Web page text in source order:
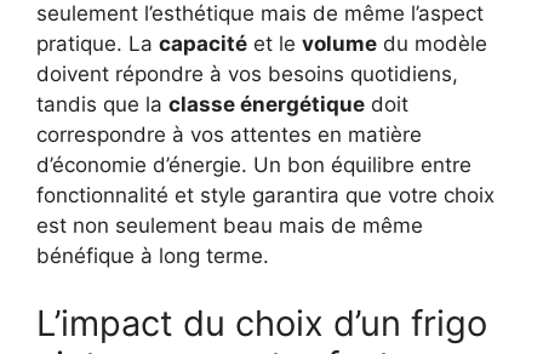
seulement l’esthétique mais de même l’aspect
pratique. La capacité et le volume du modèle
doivent répondre à vos besoins quotidiens,
tandis que la classe énergétique doit
correspondre à vos attentes en matière
d’économie d’énergie. Un bon équilibre entre
fonctionnalité et style garantira que votre choix
est non seulement beau mais de même
bénéfique à long terme.
L’impact du choix d’un frigo